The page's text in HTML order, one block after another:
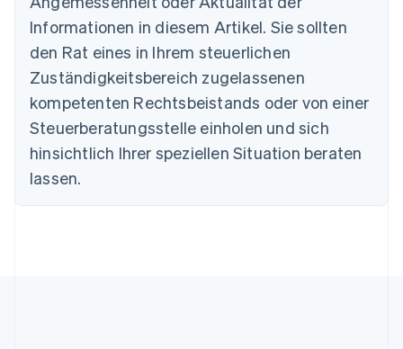
Informationen in diesem Artikel. Sie sollten
den Rat eines in Ihrem steuerlichen
Zuständigkeitsbereich zugelassenen
kompetenten Rechtsbeistands oder von einer
Steuerberatungsstelle einholen und sich
hinsichtlich Ihrer speziellen Situation beraten
lassen.
Dänemark
English
DeutschEnglish
Estland
English
Festlandchina
简体中文English
Finnland
Frankreich
FrançaisEnglish